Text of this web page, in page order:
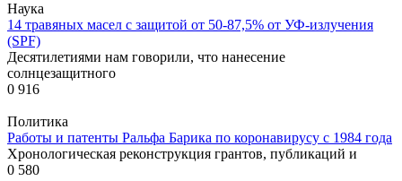
Наука
14 травяных масел с защитой от 50-87,5% от УФ-излучения
(SPF)
Десятилетиями нам говорили, что нанесение
солнцезащитного
0 916
Политика
Работы и патенты Ральфа Барика по коронавирусу с 1984 года
Хронологическая реконструкция грантов, публикаций и
0 580